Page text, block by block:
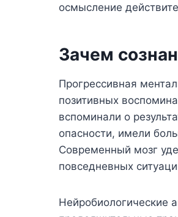
осмысление
Зачем
Прогрессивная
позитивных
вспоминали о
опасности, имели
Современный мозг
повседневных
Нейробиологические